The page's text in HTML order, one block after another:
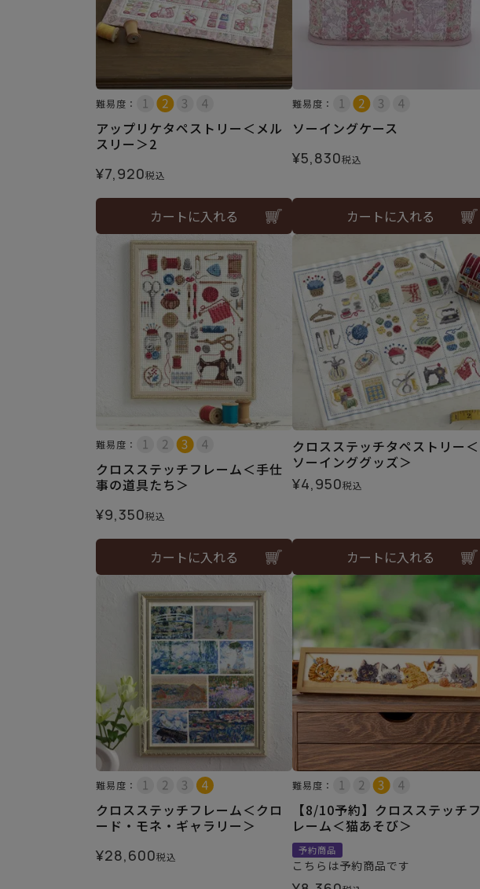
難易度：
アップリケタペストリー＜メル
スリー＞2
¥7,920税込
カートに入れる
難易度：
ソーイングケース
¥5,830税込
カートに入れる
難易度：
クロスステッチフレーム＜手仕
事の道具たち＞
¥9,350税込
カートに入れる
クロスステッチタペストリー＜
ソーインググッズ＞
¥4,950税込
カートに入れる
難易度：
クロスステッチフレーム＜クロ
ード・モネ・ギャラリー＞
¥28,600税込
難易度：
【8/10予約】クロスステッチフ
レーム＜猫あそび＞
予約商品
こちらは予約商品です